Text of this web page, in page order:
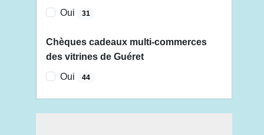
Oui 31
Chèques cadeaux multi-commerces
des vitrines de Guéret
Oui
44